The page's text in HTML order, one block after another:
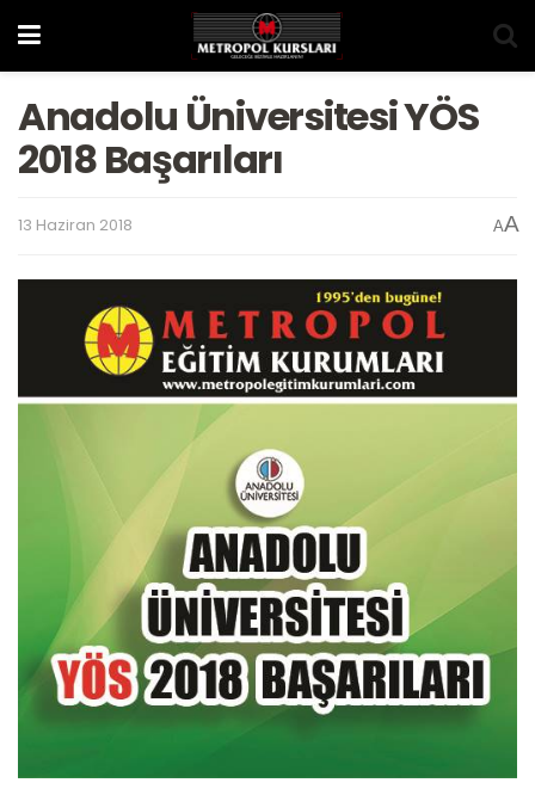
Anadolu Üniversitesi YÖS
2018 Başarıları
13 Haziran 2018 AA